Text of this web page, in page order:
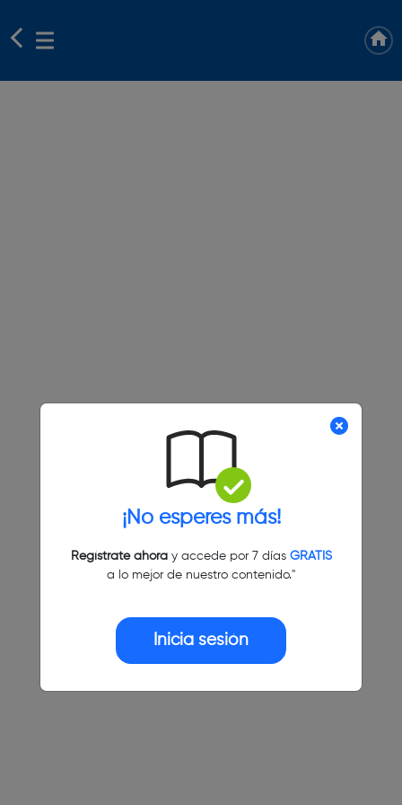
¡No esperes más!
Regístrate ahoray accede por 7 días GRATIS
a lo mejor de nuestro contenido."
Inicia sesión